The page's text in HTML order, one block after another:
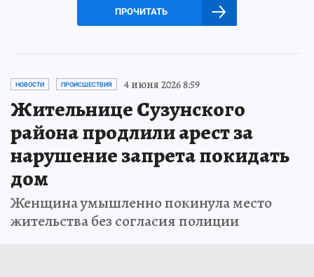
ПРОЧИТАТЬ
НОВОСТИ ПРОИСШЕСТВИЯ 4 июня 2026 8:59
Жительнице Сузунского
района продлили арест за
нарушение запрета покидать
дом
Женщина умышленно покинула место
жительства без согласия полиции